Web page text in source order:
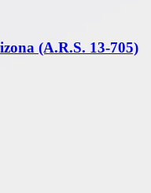
(A.R.S. 13-705)